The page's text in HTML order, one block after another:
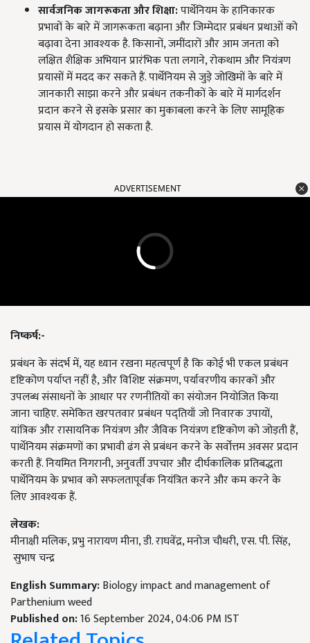
सार्वजनिक जागरूकता और शिक्षा:पार्थेनियम के हानिकारक
प्रभावों के बारे में जागरूकता बढ़ाना और जिम्मेदार प्रबंधन प्रथाओं को
बढ़ावा देना आवश्यक है. किसानों, जमींदारों और आम जनता को
लक्षित शैक्षिक अभियान प्रारंभिक पता लगाने, रोकथाम और नियंत्रण
प्रयासों में मदद कर सकते हैं. पार्थेनियम से जुड़े जोखिमों के बारे में
जानकारी साझा करने और प्रबंधन तकनीकों के बारे में मार्गदर्शन
प्रदान करने से इसके प्रसार का मुकाबला करने के लिए सामूहिक
प्रयास में योगदान हो सकता है.
ADVERTISEMENT
निष्कर्ष:-
प्रबंधन के संदर्भ में, यह ध्यान रखना महत्वपूर्ण है कि कोई भी एकल प्रबंधन
दृष्टिकोण पर्याप्त नहीं है, और विशिष्ट संक्रमण, पर्यावरणीय कारकों और
उपलब्ध संसाधनों के आधार पर रणनीतियों का संयोजन नियोजित किया
जाना चाहिए. समेकित खरपतवार प्रबंधन पद्तियाँ जो निवारक उपायों,
यांत्रिक और रासायनिक नियंत्रण और जैविक नियंत्रण दृष्टिकोण को जोड़ती हैं,
पार्थेनियम संक्रमणों का प्रभावी ढंग से प्रबंधन करने के सर्वोत्तम अवसर प्रदान
करती हैं. नियमित निगरानी, अनुवर्ती उपचार और दीर्घकालिक प्रतिबद्धता
पार्थेनियम के प्रभाव को सफलतापूर्वक नियंत्रित करने और कम करने के
लिए आवश्यक हैं.
लेखक:
मीनाक्षी मलिक, प्रभु नारायण मीना, डी. राघवेंद्र, मनोज चौधरी, एस. पी. सिंह,
सुभाष चन्द्र
English Summary:Biology impact and management of
Parthenium weed
Published on:16 September 2024, 04:06 PM IST